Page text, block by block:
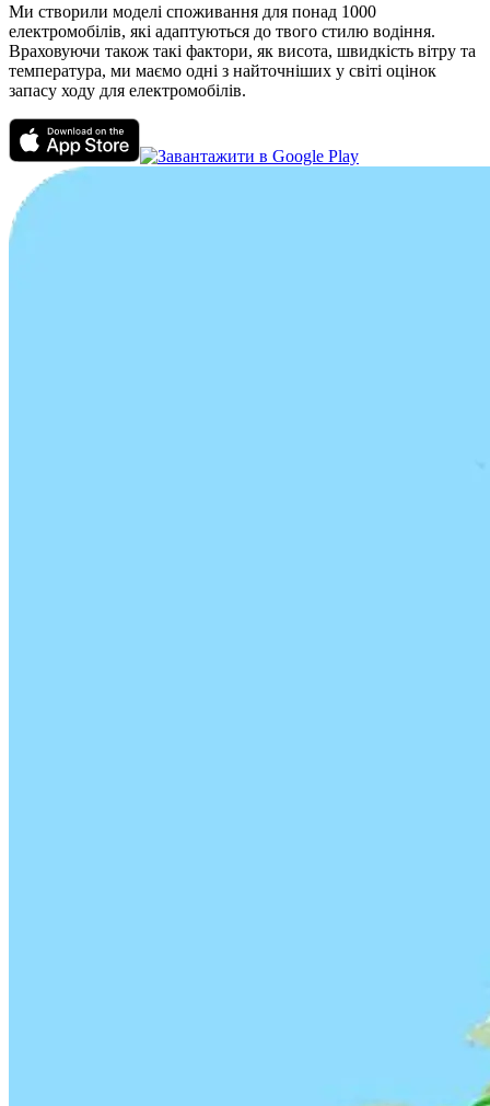
Ми створили моделі споживання для понад 1000
електромобілів, які адаптуються до твого стилю водіння.
Враховуючи також такі фактори, як висота, швидкість вітру та
температура, ми маємо одні з найточніших у світі оцінок
запасу ходу для електромобілів.